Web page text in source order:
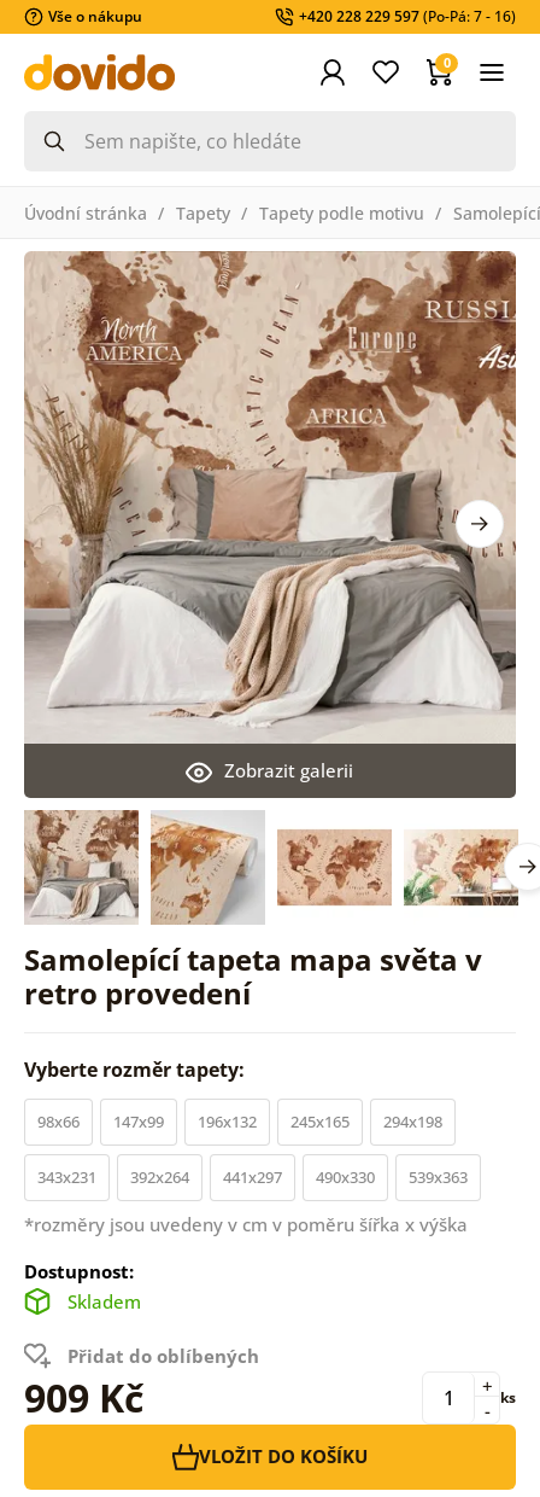
Vše o nákupu +420 228 229 597(Po-Pá: 7 - 16)
0
Úvodní stránka Tapety Tapety podle motivu
Samolepící tapeta mapa světa v
retro provedení
Zobrazit galerii
Vyberte rozměr tapety:
98x66 147x99 196x132 245x165 294x198
343x231 392x264 441x297 490x330 539x363
*rozměry jsou uvedeny v cm v poměru šířka x výška
Dostupnost:
Skladem
Přidat do oblíbených
909 Kč -
+ ks
VLOŽIT DO KOŠÍKU